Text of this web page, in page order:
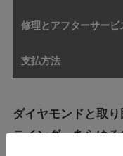
修理とアフターサービ
支払方法
ダイヤモンドと取
テイング。あらゆ